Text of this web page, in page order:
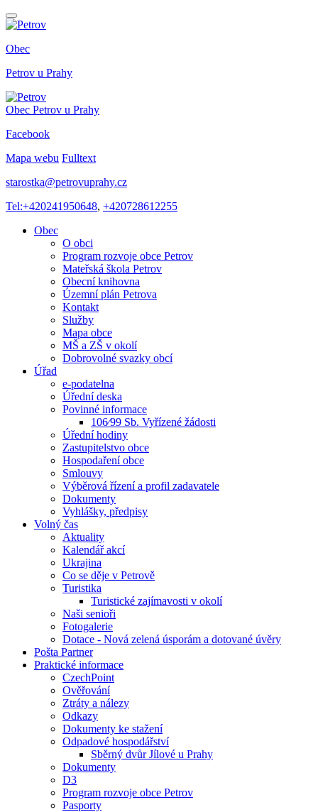
Obec
Petrov u Prahy
Obec Petrov u Prahy
Facebook
Mapa webu Fulltext
starostka@petrovuprahy.cz
Tel:+420241950648, +420728612255
Obec
O obci
Program rozvoje obce Petrov
Mateřská škola Petrov
Obecní knihovna
Územní plán Petrova
Kontakt
Služby
Mapa obce
MŠ a ZŠ v okolí
Dobrovolné svazky obcí
Úřad
e-podatelna
Úřední deska
Povinné informace
106⁄99 Sb. Vyřízené žádosti
Úřední hodiny
Zastupitelstvo obce
Hospodaření obce
Smlouvy
Výběrová řízení a profil zadavatele
Dokumenty
Vyhlášky, předpisy
Volný čas
Aktuality
Kalendář akcí
Ukrajina
Co se děje v Petrově
Turistika
Turistické zajímavosti v okolí
Naši senioři
Fotogalerie
Dotace - Nová zelená úsporám a dotované úvěry
Pošta Partner
Praktické informace
CzechPoint
Ověřování
Ztráty a nálezy
Odkazy
Dokumenty ke stažení
Odpadové hospodářství
Sběrný dvůr Jílové u Prahy
Dokumenty
D3
Program rozvoje obce Petrov
Pasporty